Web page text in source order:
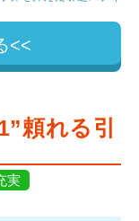
<<
頼れる引
実